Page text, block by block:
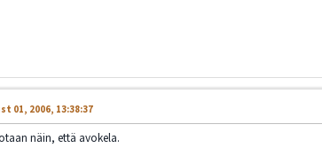
01, 2006, 13:38:37
näin, että avokela.